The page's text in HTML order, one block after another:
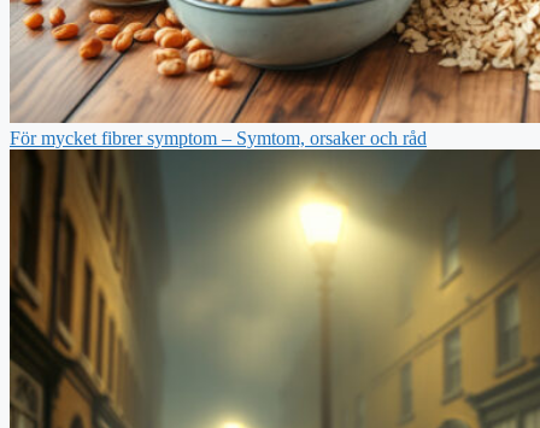
För mycket fibrer symptom – Symtom, orsaker och råd